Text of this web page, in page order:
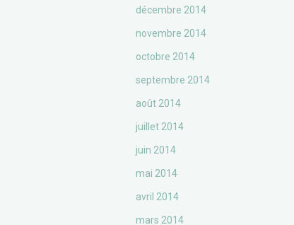
décembre 2014
novembre 2014
octobre 2014
septembre 2014
août 2014
juillet 2014
juin 2014
mai 2014
avril 2014
mars 2014